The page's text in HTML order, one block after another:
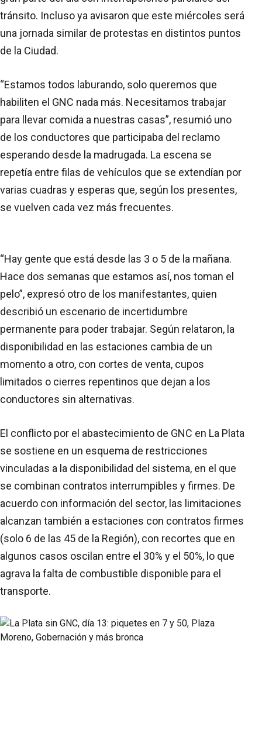
tránsito. Incluso ya avisaron que este miércoles será
una jornada similar de protestas en distintos puntos
de la Ciudad.
“Estamos todos laburando, solo queremos que
habiliten el GNC nada más. Necesitamos trabajar
para llevar comida a nuestras casas”, resumió uno
de los conductores que participaba del reclamo
esperando desde la madrugada. La escena se
repetía entre filas de vehículos que se extendían por
varias cuadras y esperas que, según los presentes,
se vuelven cada vez más frecuentes.
“Hay gente que está desde las 3 o 5 de la mañana.
Hace dos semanas que estamos así, nos toman el
pelo”, expresó otro de los manifestantes, quien
describió un escenario de incertidumbre
permanente para poder trabajar. Según relataron, la
disponibilidad en las estaciones cambia de un
momento a otro, con cortes de venta, cupos
limitados o cierres repentinos que dejan a los
conductores sin alternativas.
El conflicto por el abastecimiento de GNC en La Plata
se sostiene en un esquema de restricciones
vinculadas a la disponibilidad del sistema, en el que
se combinan contratos interrumpibles y firmes. De
acuerdo con información del sector, las limitaciones
alcanzan también a estaciones con contratos firmes
(solo 6 de las 45 de la Región), con recortes que en
algunos casos oscilan entre el 30% y el 50%, lo que
agrava la falta de combustible disponible para el
transporte.